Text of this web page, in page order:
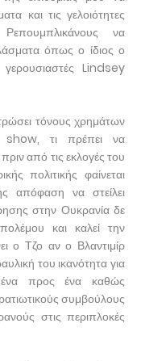
και τις γελοιότητες
να
όπως ο ίδιος ο
Lindsey
τόνους χρημάτων
τι πρέπει να
από τις εκλογές του
πολιτικής φαίνεται
απόφαση να στείλει
στην Ουκρανία δε
και καλεί την
ο Τζο αν ο Βλαντιμίρ
του ικανότητα για
προς ένα καθώς
συμβούλους
στις περιπλοκές